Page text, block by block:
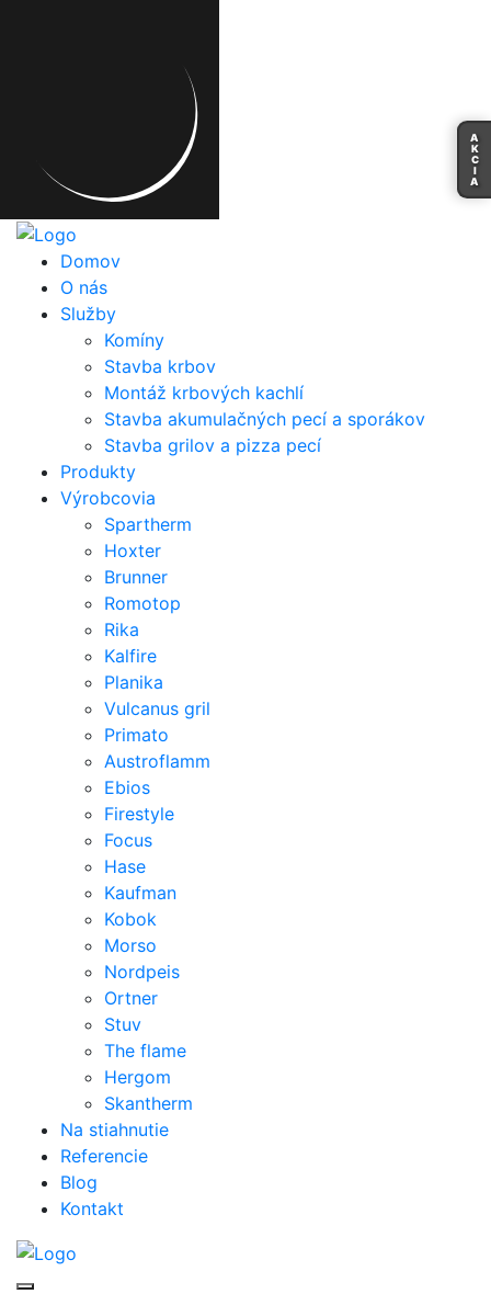
Domov
O nás
Služby
Komíny
Stavba krbov
Montáž krbových kachlí
Stavba akumulačných pecí a sporákov
Stavba grilov a pizza pecí
Produkty
Výrobcovia
Spartherm
Hoxter
Brunner
Romotop
Rika
Kalfire
Planika
Vulcanus gril
Primato
Austroflamm
Ebios
Firestyle
Focus
Hase
Kaufman
Kobok
Morso
Nordpeis
Ortner
Stuv
The flame
Hergom
Skantherm
Na stiahnutie
Referencie
Blog
Kontakt
A
K
C
I
A